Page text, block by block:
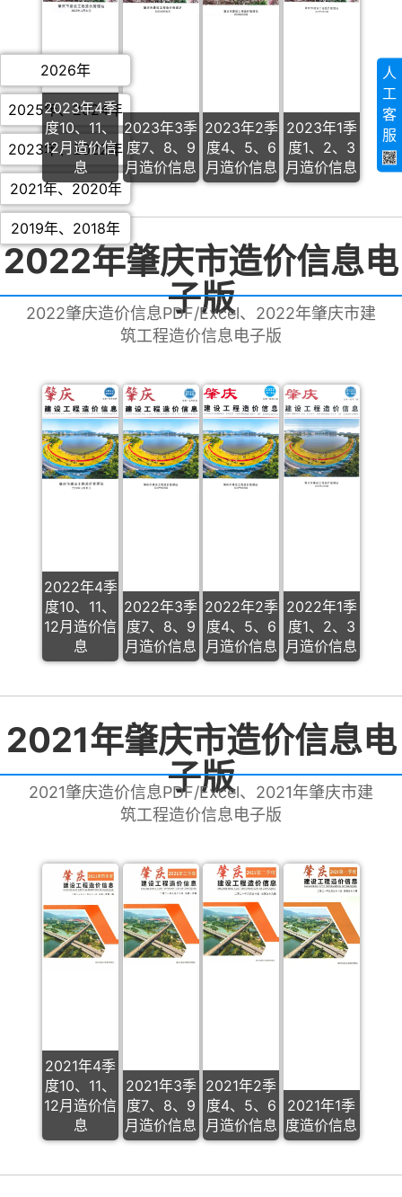
2023年4季
度10、11、
12月造价信
息
2023年3季
度7、8、9
月造价信息
2023年2季
度4、5、6
月造价信息
2023年1季
度1、2、3
月造价信息
2022年肇庆市造价信息电
子版
2022肇庆造价信息PDF/Excel、2022年肇庆市建
筑工程造价信息电子版
2022年4季
度10、11、
12月造价信
息
2022年3季
度7、8、9
月造价信息
2022年2季
度4、5、6
月造价信息
2022年1季
度1、2、3
月造价信息
2021年肇庆市造价信息电
子版
2021肇庆造价信息PDF/Excel、2021年肇庆市建
筑工程造价信息电子版
2021年4季
度10、11、
12月造价信
息
2021年3季
度7、8、9
月造价信息
2021年2季
度4、5、6
月造价信息
2021年1季
度造价信息
2026年
2025年、2024年
2023年、2022年
2021年、 2020年
2019年、 2018年
人
工
客
服